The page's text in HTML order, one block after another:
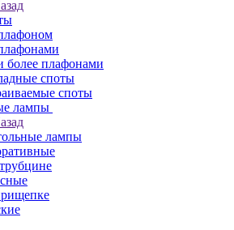
более плафонами
споты
споты
лампы
лампы